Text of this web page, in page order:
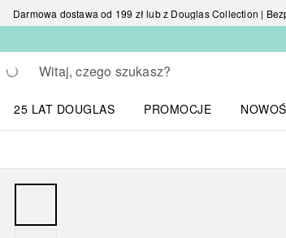
Darmowa dostawa od 199 zł lub z Douglas Collection |
Wracać
Wykonaj wyszukiwanie
25 LAT DOUGLAS
PROMOCJE